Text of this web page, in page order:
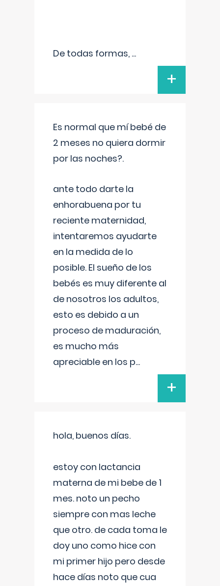
De todas formas, ...
+
Es normal que mí bebé de
2 meses no quiera dormir
por las noches?.
ante todo darte la
enhorabuena por tu
reciente maternidad,
intentaremos ayudarte
en la medida de lo
posible. El sueño de los
bebés es muy diferente al
de nosotros los adultos,
esto es debido a un
proceso de maduración,
es mucho más
apreciable en los p...
+
hola, buenos días.
estoy con lactancia
materna de mi bebe de 1
mes. noto un pecho
siempre con mas leche
que otro. de cada toma le
doy uno como hice con
mi primer hijo pero desde
hace días noto que cua